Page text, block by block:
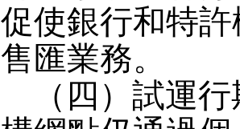
促使銀行和特
售匯業務。
（四）試運